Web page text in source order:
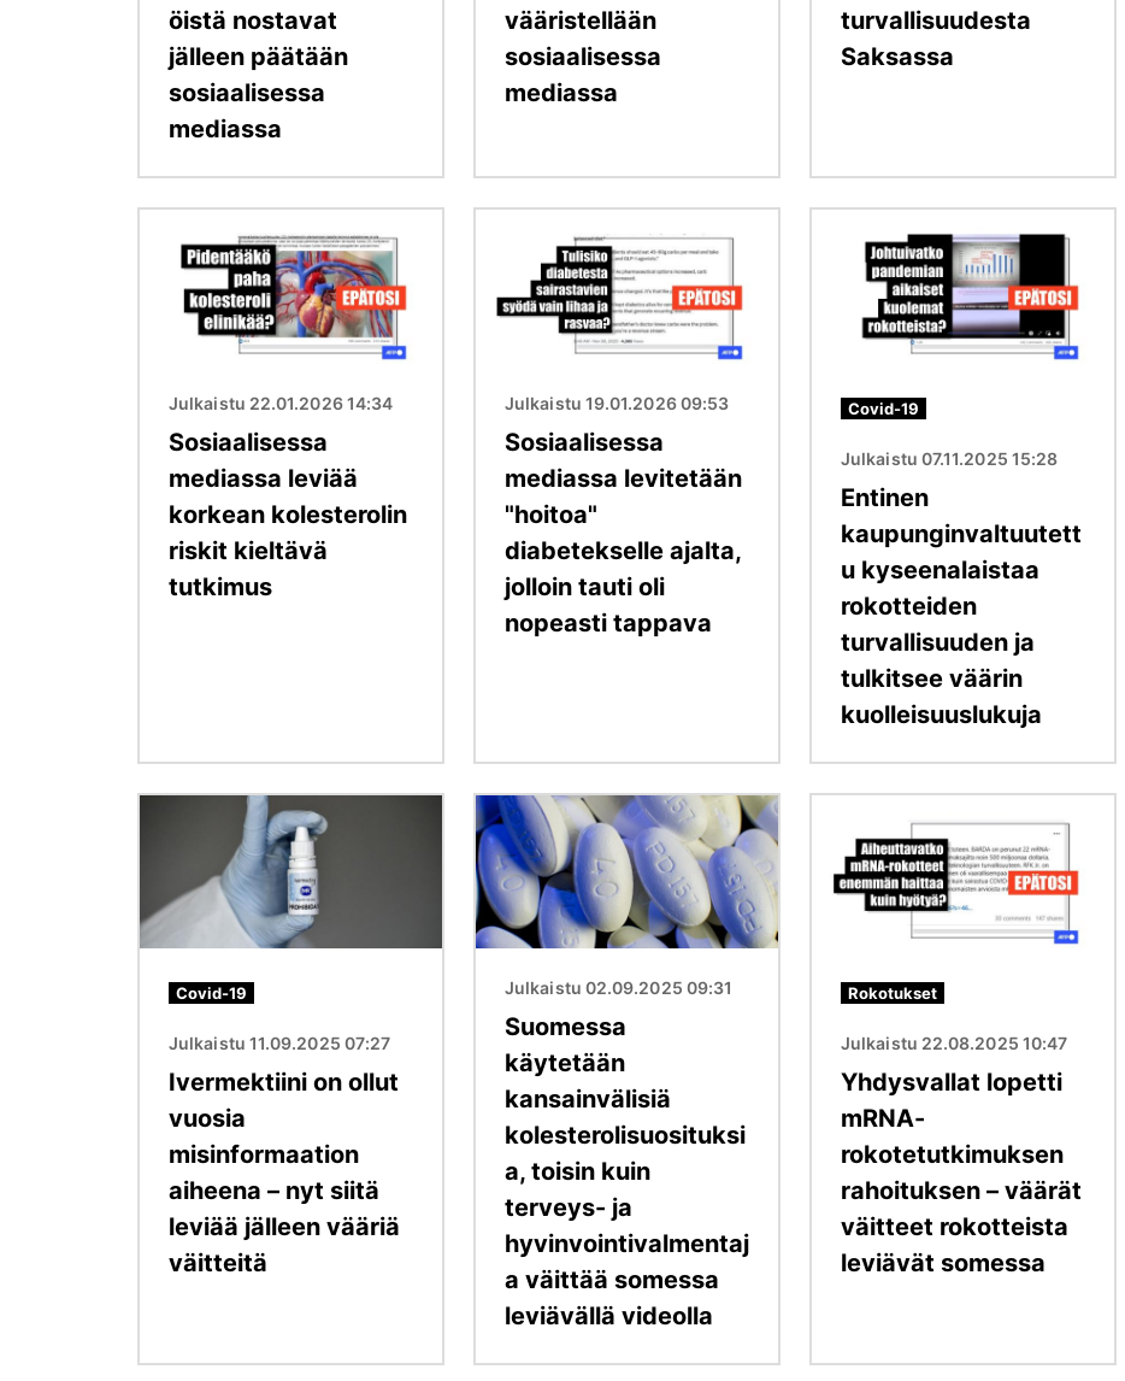
öistä nostavat
jälleen päätään
sosiaalisessa
mediassa
vääristellään
sosiaalisessa
mediassa
turvallisuudesta
Saksassa
Julkaistu 22.01.2026 14:34
Sosiaalisessa
mediassa leviää
korkean kolesterolin
riskit kieltävä
tutkimus
Julkaistu 19.01.2026 09:53
Sosiaalisessa
mediassa levitetään
"hoitoa"
diabetekselle ajalta,
jolloin tauti oli
nopeasti tappava
Covid-19
Julkaistu 07.11.2025 15:28
Entinen
kaupunginvaltuutett
u kyseenalaistaa
rokotteiden
turvallisuuden ja
tulkitsee väärin
kuolleisuuslukuja
Covid-19
Julkaistu 11.09.2025 07:27
Ivermektiini on ollut
vuosia
misinformaation
aiheena – nyt siitä
leviää jälleen vääriä
väitteitä
Kuva
Julkaistu 02.09.2025 09:31
Suomessa
käytetään
kansainvälisiä
kolesterolisuosituksi
a, toisin kuin
terveys- ja
hyvinvointivalmentaj
a väittää somessa
leviävällä videolla
Rokotukset
Julkaistu 22.08.2025 10:47
Yhdysvallat lopetti
mRNA-
rokotetutkimuksen
rahoituksen – väärät
väitteet rokotteista
leviävät somessa